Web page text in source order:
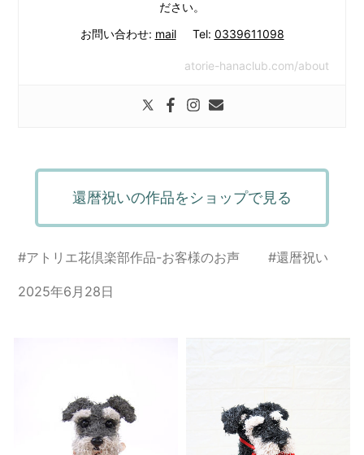
ださい。
お問い合わせ: mailTel: 0339611098
atorie-hanaclub.com/about
還暦祝いの作品をショップで見る
#アトリエ花倶楽部作品-お客様のお声 #還暦祝い
2025年6月28日